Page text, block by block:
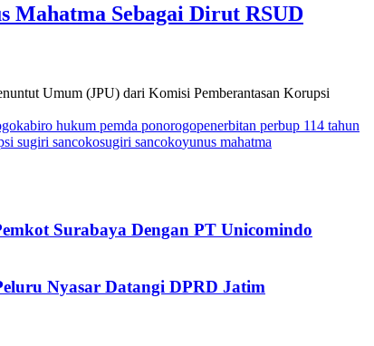
Mahatma Sebagai Dirut RSUD
Umum (JPU) dari Komisi Pemberantasan Korupsi
kabiro hukum pemda ponorogopenerbitan perbup 114 tahun
sugiri sancokosugiri sancokoyunus mahatma
Surabaya Dengan PT Unicomindo
Nyasar Datangi DPRD Jatim